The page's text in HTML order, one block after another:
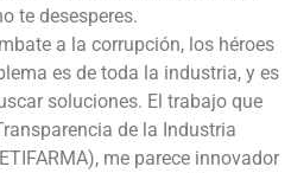
te desesperes.
a la corrupción, los héroes
es de toda la industria, y es
soluciones. El trabajo que
de la Industria
me parece innovador